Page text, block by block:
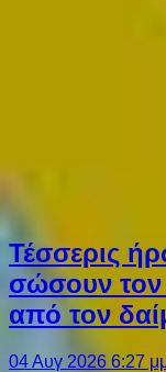
Τέσσερις
σώσουν τον
από τον
04 Αυγ 2026 6:27